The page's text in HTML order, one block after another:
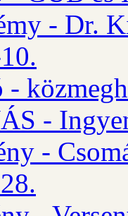
- Dr.
-
-